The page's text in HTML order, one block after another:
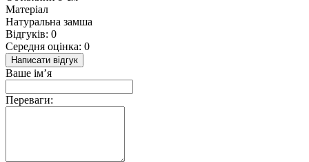
Матеріал
Натуральна замша
Відгуків: 0
Середня оцінка: 0
Написати відгук
Ваше ім’я
Переваги: